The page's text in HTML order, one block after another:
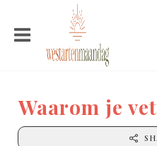
Waarom je